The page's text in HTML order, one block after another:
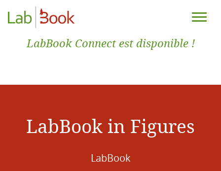
LabBook Connect est disponible !
LabBook in Figures
LabBook